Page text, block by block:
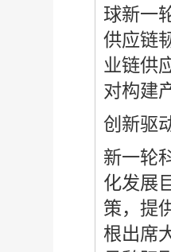
球新一
供应链
业链供
对构建
创新驱
新一轮
化发展
策，提
根出席